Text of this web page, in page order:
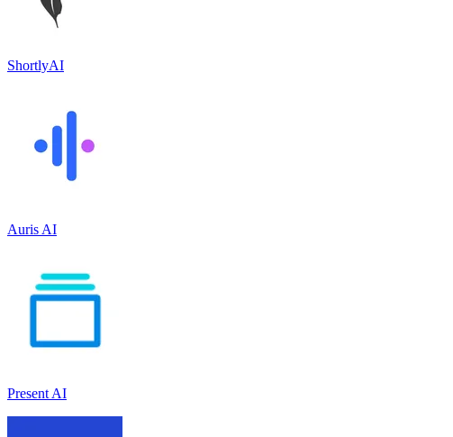
ShortlyAI
Auris AI
Present AI